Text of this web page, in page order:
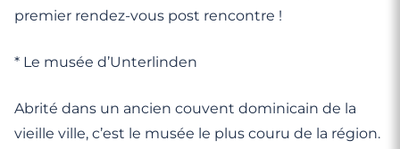
premier rendez-vous post rencontre !
* Le musée d’Unterlinden
Abrité dans un ancien couvent dominicain de la
vieille ville, c’est le musée le plus couru de la région.